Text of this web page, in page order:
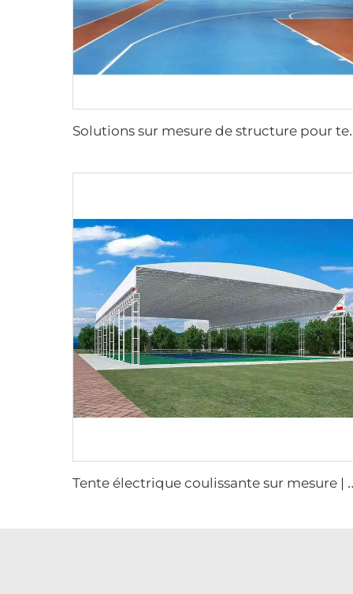
olutions sur mesure de structure
ente électrique coulissante sur mesure |